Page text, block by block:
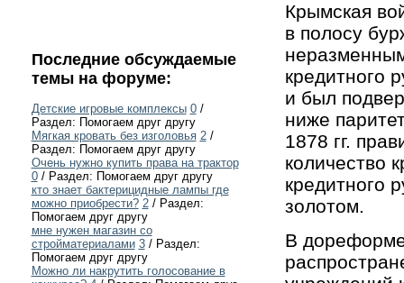
Последние обсуждаемые
темы на форуме:
Детские игровые комплексы 0/
Раздел: Помогаем друг другу
Мягкая кровать без изголовья 2/
Раздел: Помогаем друг другу
Очень нужно купить права на трактор
0/ Раздел: Помогаем друг другу
кто знает бактерицидные лампы где
можно приобрести? 2/ Раздел:
Помогаем друг другу
мне нужен магазин со
стройматериалами 3/ Раздел:
Помогаем друг другу
Можно ли накрутить голосование в
Крымская
в полосу
кредитного
и был
ниже
1878 гг.
количество
кредитного
золотом.
В